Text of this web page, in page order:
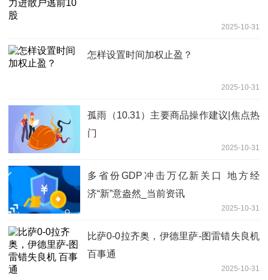
2025-10-31
怎样设置时间加权止盈？
2025-10-31
孤雨（10.31）主要商品操作建议|焦点热
门
2025-10-31
多省份GDP冲击万亿新关口 地方经
济“新”意盎然_当前资讯
2025-10-31
比萨0-0拉齐奥，伊德里萨-图雷错失良机
百事通
2025-10-31